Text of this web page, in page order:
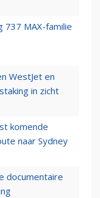
737 MAX-familie
WestJet en
in zicht
komende
naar Sydney
documentaire